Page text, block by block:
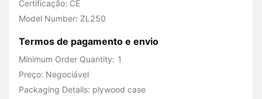
Certificação: CE
Model Number: ZL250
Termos de pagamento e envio
Minimum Order Quantity: 1
Preço: Negociável
Packaging Details: plywood case